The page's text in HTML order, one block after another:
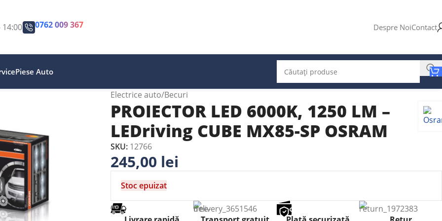
14:00 0762 009 367 Despre NoiContact
Piese Auto
Electrice auto Becuri
PROIECTOR LED 6000K, 1250 LM –
LEDriving CUBE MX85-SP OSRAM
SKU: 12766
245,00 lei
Stoc epuizat